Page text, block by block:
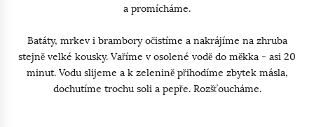
a promícháme.
Batáty, mrkev i brambory očistíme a nakrájíme na zhruba
stejně velké kousky. Vaříme v osolené vodě do měkka - asi 20
minut. Vodu slijeme a k zelenině přihodíme zbytek másla,
dochutíme trochu soli a pepře. Rozšťoucháme.